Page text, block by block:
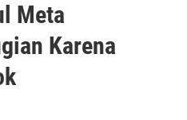
Meta
Karena